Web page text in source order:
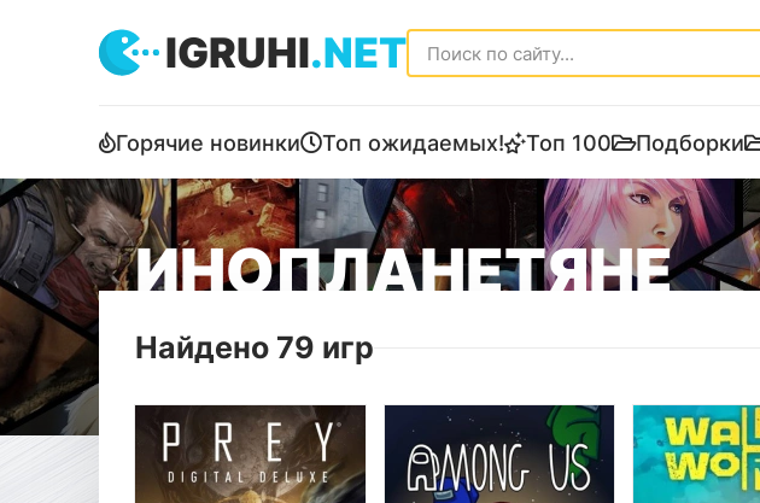
IGRUHI.NET
Горячие новинки Топ ожидаемых! Топ 100 Подборки
ИНОПЛАНЕТЯНЕ
Найдено 79 игр